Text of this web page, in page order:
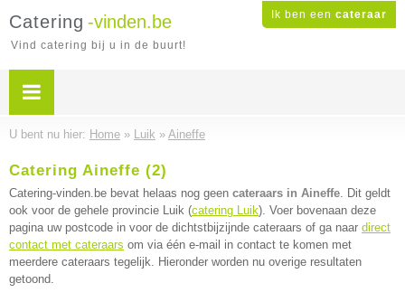
Ik ben een cateraar
Catering -vinden.be
Vind catering bij u in de buurt!
U bent nu hier: Home » Luik » Aineffe
Catering Aineffe (2)
Catering-vinden.be bevat helaas nog geen cateraars in Aineffe. Dit geldt
ook voor de gehele provincie Luik (catering Luik). Voer bovenaan deze
pagina uw postcode in voor de dichtstbijzijnde cateraars of ga naar direct
contact met cateraars om via één e-mail in contact te komen met
meerdere cateraars tegelijk. Hieronder worden nu overige resultaten
getoond.